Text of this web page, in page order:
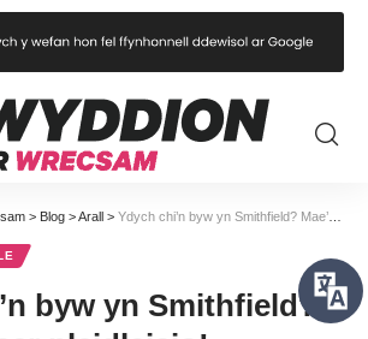
> Blog >Arall > Ydych chi’n byw yn Smithfield? Mae’n amser pleidleisio!
byw yn Smithfield?